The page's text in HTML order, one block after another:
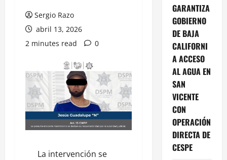
Sergio Razo
abril 13, 2026
2 minutes read
0
La intervención se
GARANTIZA
GOBIERNO
DE BAJA
CALIFORNI
A ACCESO
AL AGUA EN
SAN
VICENTE
CON
OPERACIÓN
DIRECTA DE
CESPE